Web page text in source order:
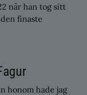
när han tog sitt
finaste
honom hade jag